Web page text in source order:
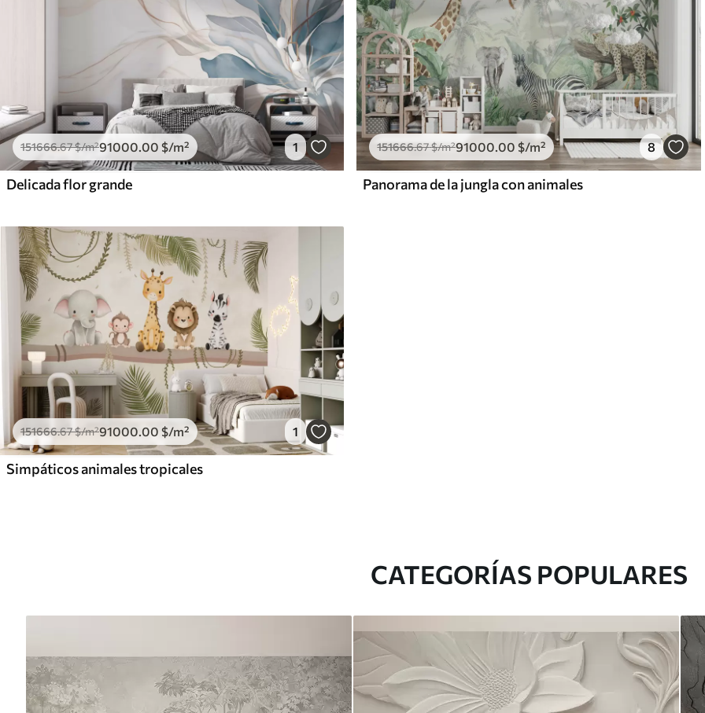
151666.67$/m²91000 .00 $/m² 1
Delicada flor grande
151666.67$/m²91000 .00 $/m² 8
Panorama de la jungla con animales
151666.67$/m²91000.00 $/m² 1
Simpáticos animales tropicales
CATEGORÍAS POPULARES